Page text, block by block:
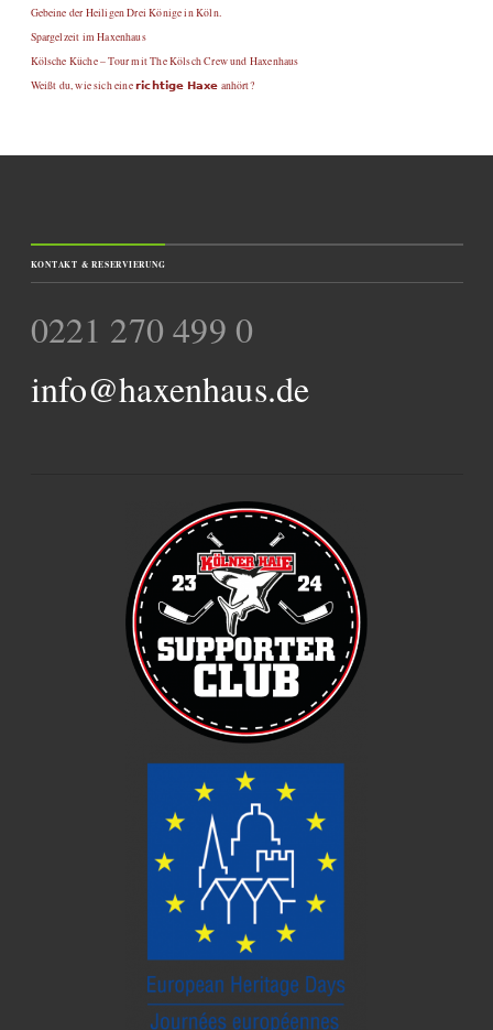
Gebeine der Heiligen Drei Könige in Köln.
Spargelzeit im Haxenhaus
Kölsche Küche – Tour mit The Kölsch Crew und Haxenhaus
Weißt du, wie sich eine 𝗿𝗶𝗰𝗵𝘁𝗶𝗴𝗲 𝗛𝗮𝘅𝗲 anhört?
KONTAKT & RESERVIERUNG
0221 270 499 0
info@haxenhaus.de